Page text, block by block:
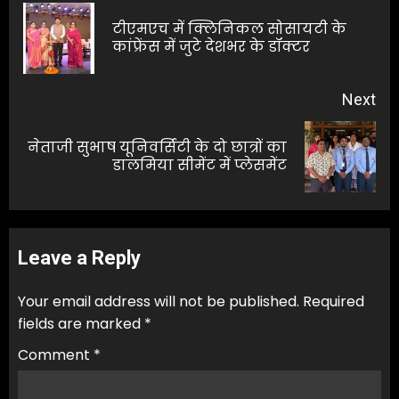
navigation
टीएमएच में क्लिनिकल सोसायटी के
कांफ्रेंस में जुटे देशभर के डॉक्टर
Next
Next
नेताजी सुभाष यूनिवर्सिटी के दो छात्रों का
डालमिया सीमेंट में प्लेसमेंट
Leave a Reply
Your email address will not be published. Required
fields are marked *
Comment *